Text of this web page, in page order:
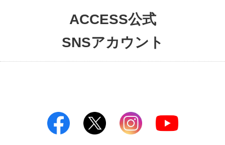
ACCESS公式
SNSアカウント